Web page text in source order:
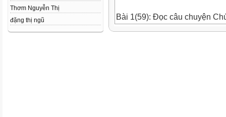
Thơm Nguyễn Thị
đặng thị ngũ
Bài 1(59): Đọc câu chuyện